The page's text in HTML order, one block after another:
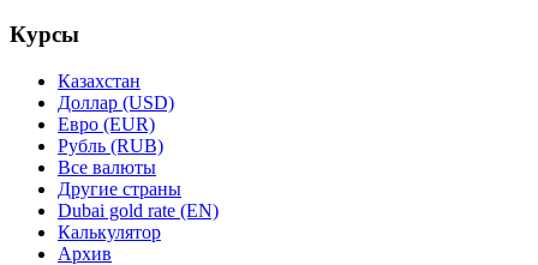
Курсы
Казахстан
Доллар (USD)
Евро (EUR)
Рубль (RUB)
Все валюты
Другие страны
Dubai gold rate (EN)
Калькулятор
Архив